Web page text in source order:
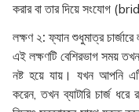
করার বা তার দিয়ে সংযোগ
লক্ষণ ২: ফ্যান শুধুমাত্র
এই লক্ষণটি বেশিরভাগ সময়
নষ্ট হয়ে যায়। যখন আপনি
করেন, তখন ব্যাটারি চার্জ